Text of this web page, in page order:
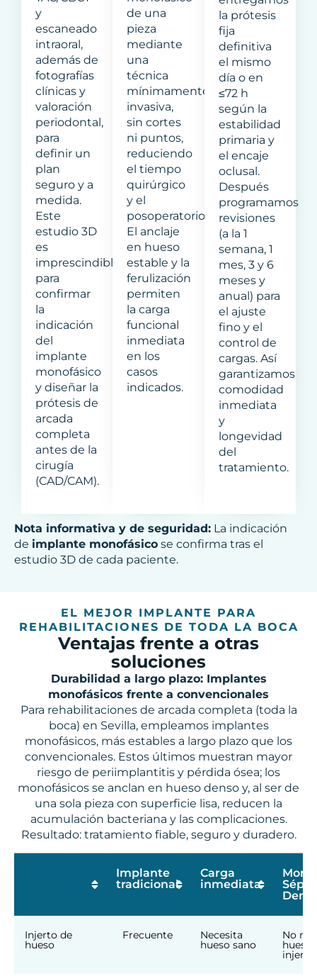
y
escaneado
intraoral,
además de
fotografías
clínicas y
valoración
periodontal,
para
definir un
plan
seguro y a
medida.
Este
estudio 3D
es
imprescindible
para
confirmar
la
indicación
del
implante
monofásico
y diseñar la
prótesis de
arcada
completa
antes de la
cirugía
(CAD/CAM).
de una
pieza
mediante
una
técnica
mínimamente
invasiva,
sin cortes
ni puntos,
reduciendo
el tiempo
quirúrgico
y el
posoperatorio.
El anclaje
en hueso
estable y la
ferulización
permiten
la carga
funcional
inmediata
en los
casos
indicados.
la prótesis
fija
definitiva
el mismo
día o en
≤72 h
según la
estabilidad
primaria y
el encaje
oclusal.
Después
programamos
revisiones
(a la 1
semana, 1
mes, 3 y 6
meses y
anual) para
el ajuste
fino y el
control de
cargas. Así
garantizamos
comodidad
inmediata
y
longevidad
del
tratamiento.
Nota informativa y de seguridad: La indicación
de implante monofásico se confirma tras el
estudio 3D de cada paciente.
EL MEJOR IMPLANTE PARA
REHABILITACIONES DE TODA LA BOCA
Ventajas frente a otras
soluciones
Durabilidad a largo plazo: Implantes
monofásicos frente a convencionales
Para rehabilitaciones de arcada completa (toda la
boca) en Sevilla, empleamos implantes
monofásicos, más estables a largo plazo que los
convencionales. Estos últimos muestran mayor
riesgo de periimplantitis y pérdida ósea; los
monofásicos se anclan en hueso denso y, al ser de
una sola pieza con superficie lisa, reducen la
acumulación bacteriana y las complicaciones.
Resultado: tratamiento fiable, seguro y duradero.
Implante
tradicional
Carga
inmediata
Injerto de
hueso
Frecuente Necesita
hueso sano
No
hueso